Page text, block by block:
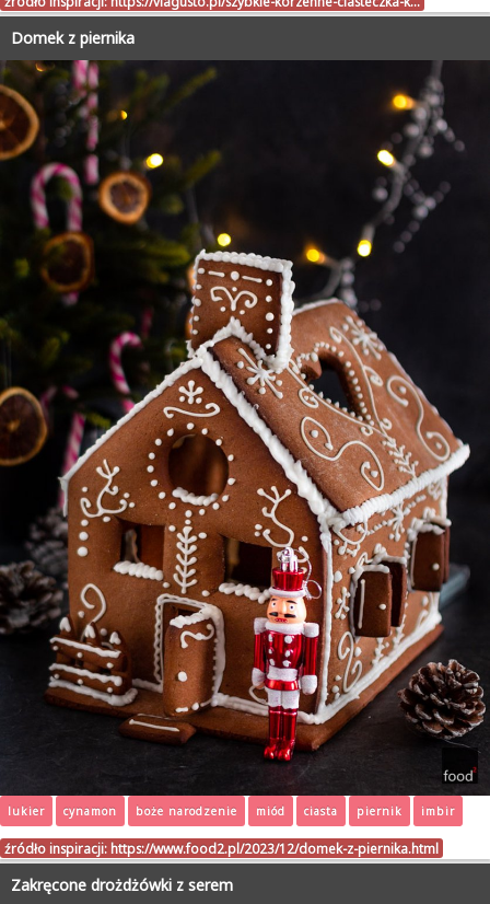
Domek z piernika
lukier cynamon boże narodzenie miód ciasta piernik imbir
źródło inspiracji: https://www.food2.pl/2023/12/domek-z-piernika.html
Zakręcone drożdżówki z serem